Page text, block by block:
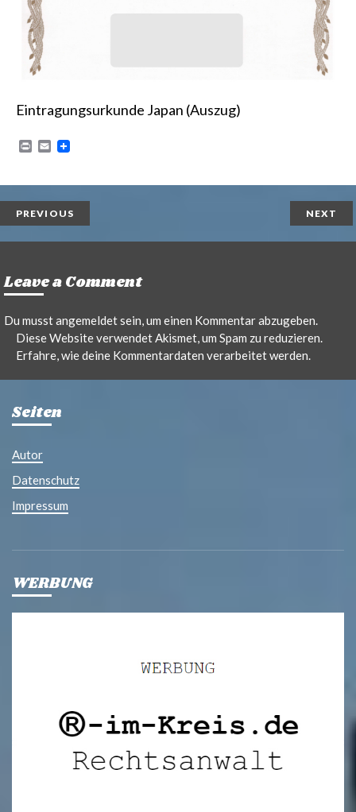
Eintragungsurkunde Japan (Auszug)
n
E
i
PREVIOUS NEXT
Leave a Comment
Du musstangemeldetsein, um einen Kommentar abzugeben.
Diese Website verwendet Akismet, um Spam zu reduzieren.
Erfahre, wie deine Kommentardaten verarbeitet werden.
Seiten
Autor
Datenschutz
Impressum
WERBUNG